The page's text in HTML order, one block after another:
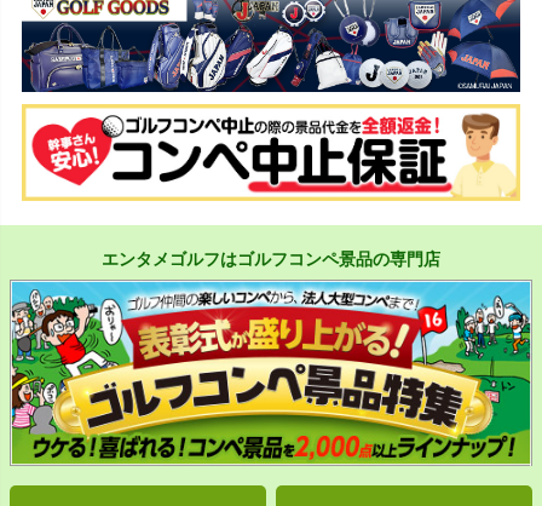
エンタメゴルフはゴルフコンペ景品の専門店